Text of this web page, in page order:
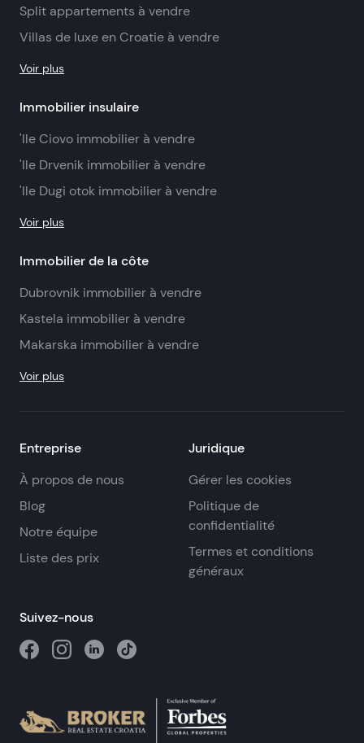
Split appartements à vendre
Villas de luxe en Croatie à vendre
Voir plus
Immobilier insulaire
'Ile Ciovo immobilier à vendre
'Ile Drvenik immobilier à vendre
'Ile Dugi otok immobilier à vendre
Voir plus
Immobilier de la côte
Dubrovnik immobilier à vendre
Kastela immobilier à vendre
Makarska immobilier à vendre
Voir plus
Entreprise
À propos de nous
Blog
Notre équipe
Liste des prix
Juridique
Gérer les cookies
Politique de
confidentialité
Termes et conditions
généraux
Suivez-nous